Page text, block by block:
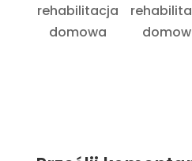
rehabilitacja
domowa